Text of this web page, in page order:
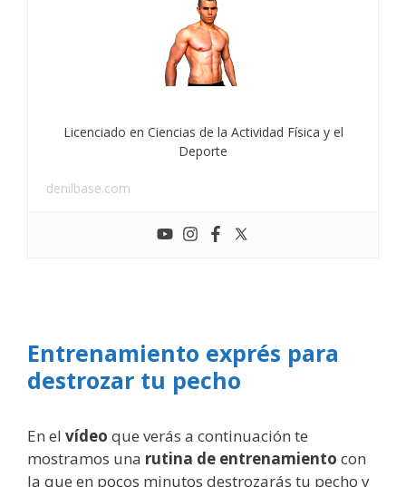
Licenciado en Ciencias de la Actividad Física y el
Deporte
denilbase.com
Entrenamiento exprés para
destrozar tu pecho
En el vídeo que verás a continuación te
mostramos una rutina de entrenamiento con
la que en pocos minutos destrozarás tu pecho y